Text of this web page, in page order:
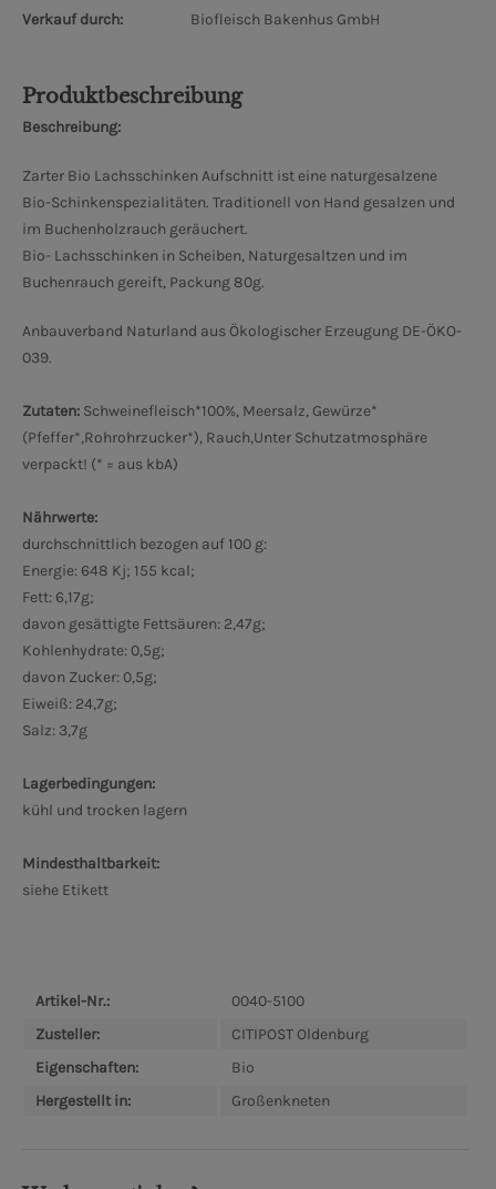
Verkauf durch: Biofleisch Bakenhus GmbH
Produktbeschreibung
Beschreibung:
Zarter Bio Lachsschinken Aufschnitt ist eine naturgesalzene
Bio-Schinkenspezialitäten. Traditionell von Hand gesalzen und
im Buchenholzrauch geräuchert.
Bio- Lachsschinken in Scheiben, Naturgesaltzen und im
Buchenrauch gereift, Packung 80g.
Anbauverband Naturland aus Ökologischer Erzeugung DE-ÖKO-
039.
Zutaten: Schweinefleisch*100%, Meersalz, Gewürze*
(Pfeffer*,Rohrohrzucker*), Rauch,Unter Schutzatmosphäre
verpackt! (* = aus kbA)
Nährwerte:
durchschnittlich bezogen auf 100 g:
Energie: 648 Kj; 155 kcal;
Fett: 6,17g;
davon gesättigte Fettsäuren: 2,47g;
Kohlenhydrate: 0,5g;
davon Zucker: 0,5g;
Eiweiß: 24,7g;
Salz: 3,7g
Lagerbedingungen:
kühl und trocken lagern
Mindesthaltbarkeit:
siehe Etikett
Artikel-Nr.:
0040-5100
Zusteller:
CITIPOST Oldenburg
Eigenschaften:
Bio
Hergestellt in:
Großenkneten